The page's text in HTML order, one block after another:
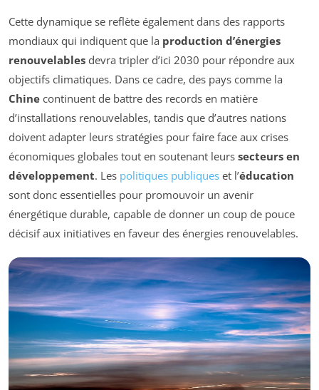
Cette dynamique se reflète également dans des rapports
mondiaux qui indiquent que la production d’énergies
renouvelables devra tripler d’ici 2030 pour répondre aux
objectifs climatiques. Dans ce cadre, des pays comme la
Chine continuent de battre des records en matière
d’installations renouvelables, tandis que d’autres nations
doivent adapter leurs stratégies pour faire face aux crises
économiques globales tout en soutenant leurs secteurs en
développement. Les politiques publiques et l’éducation
sont donc essentielles pour promouvoir un avenir
énergétique durable, capable de donner un coup de pouce
décisif aux initiatives en faveur des énergies renouvelables.